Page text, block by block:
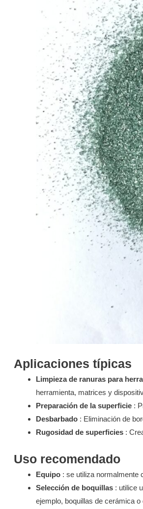
Aplicaciones típicas
Limpieza de ranuras para
herramienta, matrices y
Preparación de la superficie :
Desbarbado : Eliminación de
Rugosidad de superficies :
Uso recomendado
Equipo : se utiliza normalmente
Selección de boquillas : utilice
ejemplo, boquillas de cerámica